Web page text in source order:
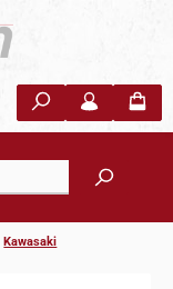
Kawasaki